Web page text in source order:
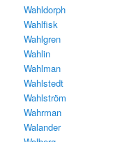
Wahldorph
Wahlfisk
Wahlgren
Wahlin
Wahlman
Wahlstedt
Wahlström
Wahrman
Walander